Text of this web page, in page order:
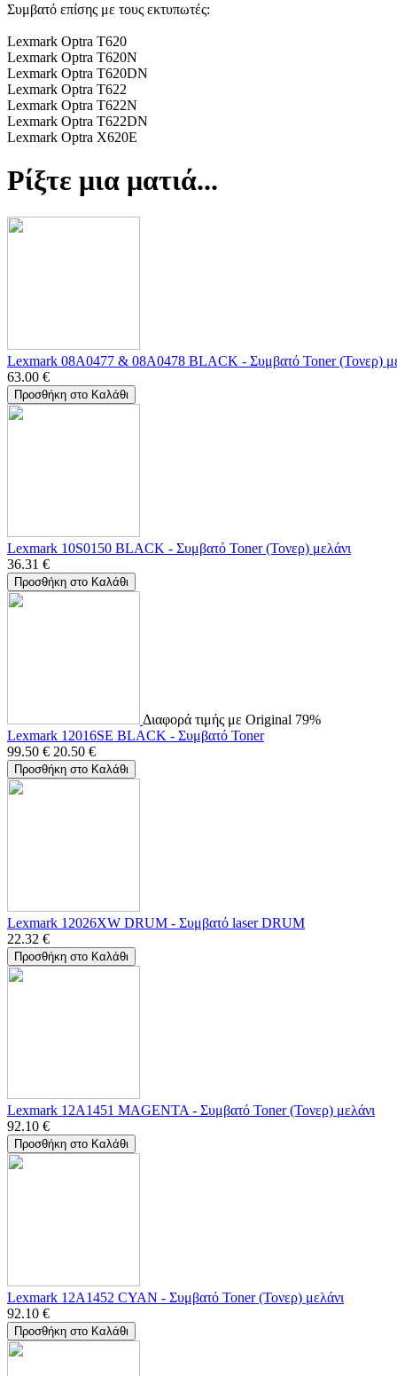
Συμβατό επίσης με τους εκτυπωτές:
Lexmark Optra T620
Lexmark Optra T620N
Lexmark Optra T620DN
Lexmark Optra T622
Lexmark Optra T622N
Lexmark Optra T622DN
Lexmark Optra X620E
Ρίξτε μια ματιά...
Lexmark 08A0477 & 08A0478 BLACK - Συμβατό Toner (Τονερ)
63.00 €
Προσθήκη στο Καλάθι
Lexmark 10S0150 BLACK - Συμβατό Toner (Τονερ) μελάνι
36.31 €
Προσθήκη στο Καλάθι
Διαφορά τιμής με Original 79%
Lexmark 12016SE BLACK - Συμβατό Toner
99.50 € 20.50 €
Προσθήκη στο Καλάθι
Lexmark 12026XW DRUM - Συμβατό laser DRUM
22.32 €
Προσθήκη στο Καλάθι
Lexmark 12A1451 MAGENTA - Συμβατό Toner (Τονερ) μελάνι
92.10 €
Προσθήκη στο Καλάθι
Lexmark 12A1452 CYAN - Συμβατό Toner (Τονερ) μελάνι
92.10 €
Προσθήκη στο Καλάθι